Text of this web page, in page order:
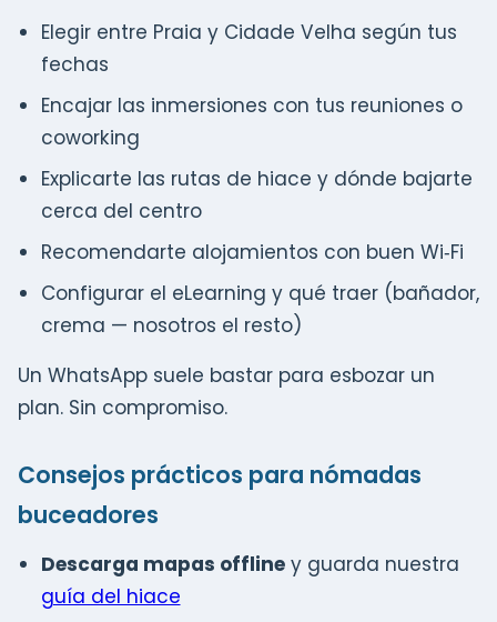
Elegir entre Praia y Cidade Velha según tus
fechas
Encajar las inmersiones con tus reuniones o
coworking
Explicarte las rutas de hiace y dónde bajarte
cerca del centro
Recomendarte alojamientos con buen Wi‑Fi
Configurar el eLearning y qué traer (bañador,
crema — nosotros el resto)
Un WhatsApp suele bastar para esbozar un
plan. Sin compromiso.
Consejos prácticos para nómadas
buceadores
Descarga mapas offliney guarda nuestra
guía del hiace